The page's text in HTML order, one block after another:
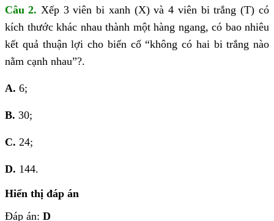
Câu 2. Xếp 3 viên bi xanh (X) và 4 viên bi trắng (T) có
kích thước khác nhau thành một hàng ngang, có bao nhiêu
kết quả thuận lợi cho biến cố “không có hai bi trắng nào
nằm cạnh nhau”?.
A. 6;
B. 30;
C. 24;
D. 144.
Hiển thị đáp án
Đáp án: D